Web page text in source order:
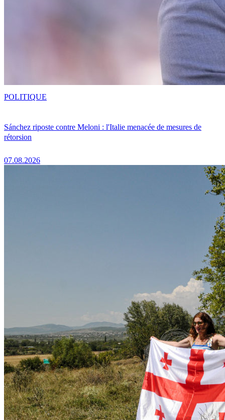
Sánchez riposte contre Meloni : l'Italie menacée de mesures de
rétorsion
07.08.2026
POLITIQUE